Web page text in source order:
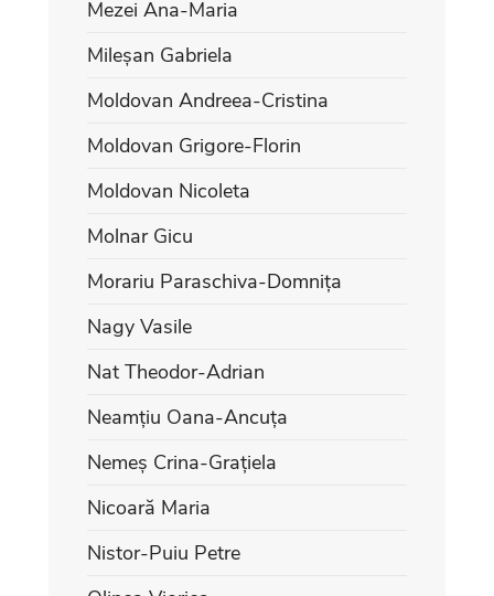
Mezei Ana-Maria
Mileșan Gabriela
Moldovan Andreea-Cristina
Moldovan Grigore-Florin
Moldovan Nicoleta
Molnar Gicu
Morariu Paraschiva-Domnița
Nagy Vasile
Nat Theodor-Adrian
Neamțiu Oana-Ancuța
Nemeș Crina-Grațiela
Nicoară Maria
Nistor-Puiu Petre